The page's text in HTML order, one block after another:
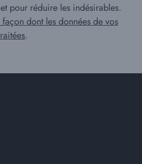
pour réduire les indésirables.
dont les données de vos
.